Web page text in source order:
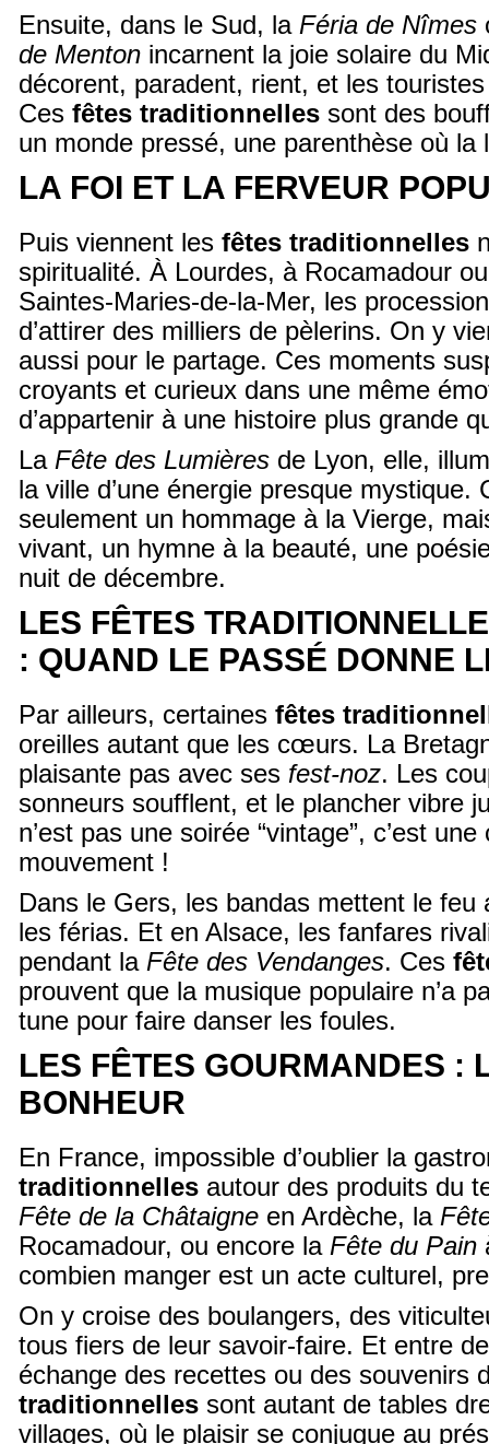
Ensuite, dans le Sud, la Féria de Nîmes
de Menton incarnent la joie solaire du
décorent, paradent, rient, et les
Ces fêtes traditionnelles sont des
un monde pressé, une parenthèse où la
LA FOI ET LA FERVEUR
Puis viennent les fêtes traditionnelles
spiritualité. À Lourdes, à Rocamadour
Saintes-Maries-de-la-Mer, les
d’attirer des milliers de pèlerins. On y
aussi pour le partage. Ces moments
croyants et curieux dans une même
d’appartenir à une histoire plus grande
La Fête des Lumières de Lyon, elle,
la ville d’une énergie presque mystique.
seulement un hommage à la Vierge,
vivant, un hymne à la beauté, une
nuit de décembre.
LES FÊTES
: QUAND LE PASSÉ DONNE
Par ailleurs, certaines fêtes
oreilles autant que les cœurs. La
plaisante pas avec ses fest-noz. Les
sonneurs soufflent, et le plancher vibre
n’est pas une soirée “vintage”, c’est
mouvement !
Dans le Gers, les bandas mettent le feu
les férias. Et en Alsace, les fanfares
pendant la Fête des Vendanges. Ces
prouvent que la musique populaire n’a
tune pour faire danser les foules.
LES FÊTES GOURMANDES :
BONHEUR
En France, impossible d’oublier la
traditionnelles autour des produits du
Fête de la Châtaigne en Ardèche, la
Rocamadour, ou encore la Fête du Pain
combien manger est un acte culturel,
On y croise des boulangers, des
tous fiers de leur savoir-faire. Et entre
échange des recettes ou des souvenirs
traditionnelles sont autant de tables
villages, où le plaisir se conjugue au